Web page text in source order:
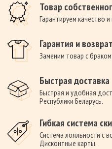
Товар
Гарантируем качество
Гарантия и возврат
Заменим товар с
Быстрая доставка
Быстрая и удобная
Республики Беларусь.
Гибкая система
Система лояльности с
Дисконтные карты.